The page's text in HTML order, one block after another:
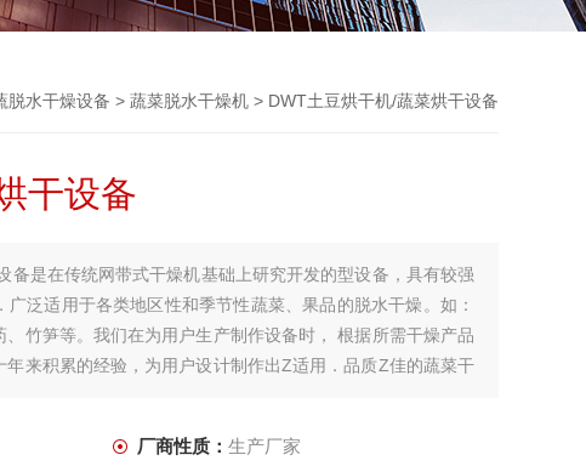
脱水干燥设备 > 蔬菜脱水干燥机 > DWT土豆烘干机/蔬菜烘干设备
干设备
备是在传统网带式干燥机基础上研究开发的型设备，具有较强
泛适用于各类地区性和季节性蔬菜、果品的脱水干燥。如：
竹笋等。我们在为用户生产制作设备时， 根据所需干燥产品
来积累的经验，为用户设计制作出Z适用．品质Z佳的蔬菜干
厂商性质： 生产厂家